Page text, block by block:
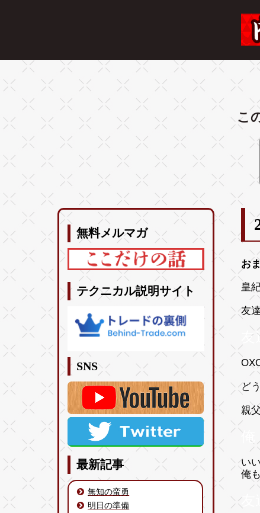
こ
無料メルマガ
テクニカル説明サイト
SNS
最新記事
無知の蛮勇
明日の準備
お
皇
友
ど
親
俺
い
俺
友